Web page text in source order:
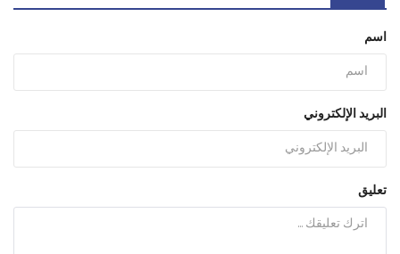
اسم
البريد الإلكتروني
تعليق